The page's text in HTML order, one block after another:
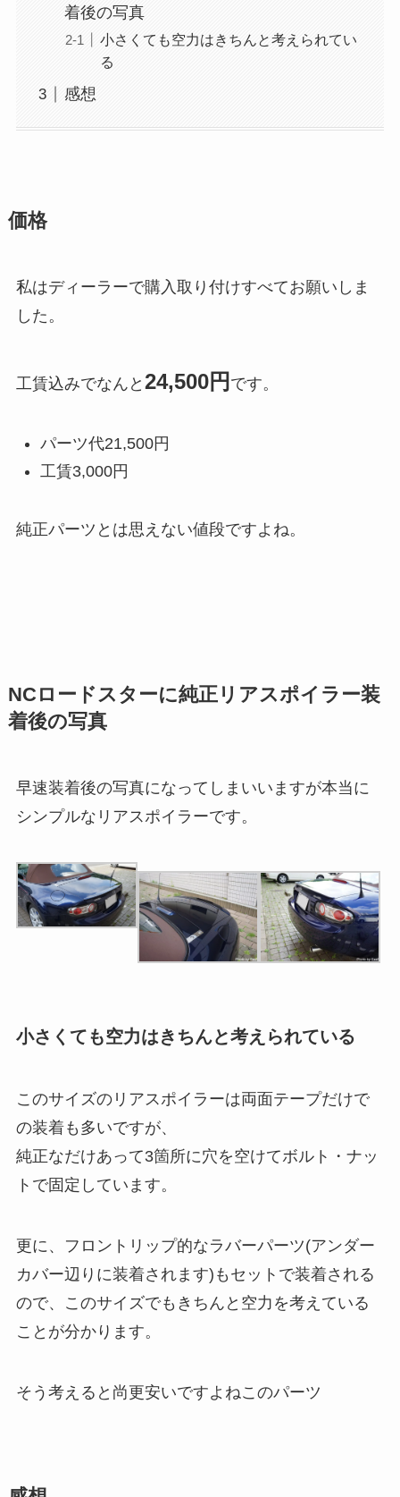
着後の写真
小さくても空力はきちんと考えられてい
る
感想
価格
私はディーラーで購入取り付けすべてお願いしま
した。
工賃込みでなんと 24,500円 です。
パーツ代21,500円
工賃3,000円
純正パーツとは思えない値段ですよね。
NCロードスターに純正リアスポイラー装
着後の写真
早速装着後の写真になってしまいいますが本当に
シンプルなリアスポイラーです。
小さくても空力はきちんと考えられている
このサイズのリアスポイラーは両面テープだけで
の装着も多いですが、
純正なだけあって3箇所に穴を空けてボルト・ナッ
トで固定しています。
更に、フロントリップ的なラバーパーツ(アンダー
カバー辺りに装着されます)もセットで装着される
ので、このサイズでもきちんと空力を考えている
ことが分かります。
そう考えると尚更安いですよねこのパーツ